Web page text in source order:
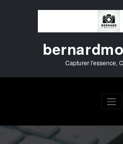
Capturer l'essence,